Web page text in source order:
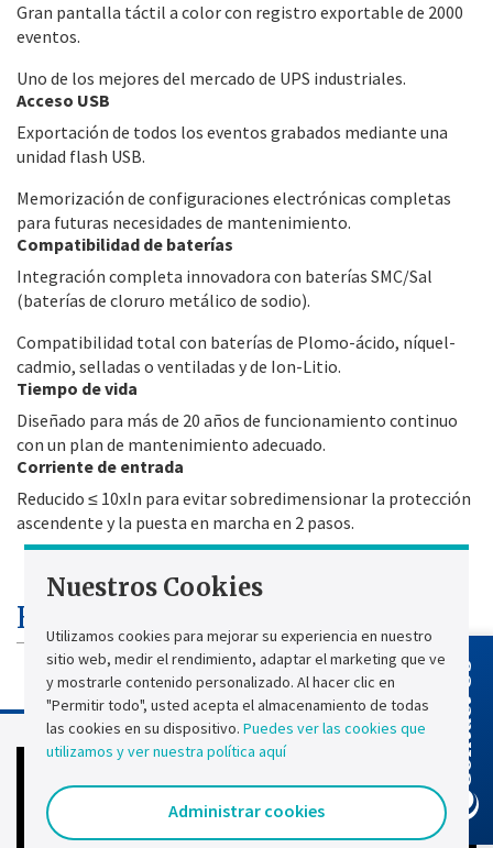
Gran pantalla táctil a color con registro exportable de 2000
eventos.
Uno de los mejores del mercado de UPS industriales.
Acceso USB
Exportación de todos los eventos grabados mediante una
unidad flash USB.
Memorización de configuraciones electrónicas completas
para futuras necesidades de mantenimiento.
Compatibilidad de baterías
Integración completa innovadora con baterías SMC/Sal
(baterías de cloruro metálico de sodio).
Compatibilidad total con baterías de Plomo-ácido, níquel-
cadmio, selladas o ventiladas y de Ion-Litio.
Tiempo de vida
Diseñado para más de 20 años de funcionamiento continuo
con un plan de mantenimiento adecuado.
Corriente de entrada
Reducido ≤ 10xIn para evitar sobredimensionar la protección
ascendente y la puesta en marcha en 2 pasos.
Especificaciones técnicas
Contact Us
Nuestros Cookies
Utilizamos cookies para mejorar su experiencia en nuestro
sitio web, medir el rendimiento, adaptar el marketing que ve
y mostrarle contenido personalizado. Al hacer clic en
"Permitir todo", usted acepta el almacenamiento de todas
las cookies en su dispositivo. Puedes ver las cookies que
utilizamos y ver nuestra política aquí
Administrar cookies